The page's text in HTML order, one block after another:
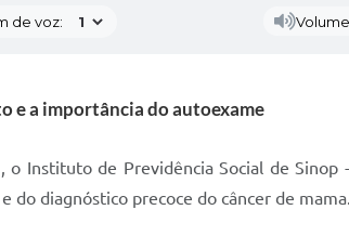
de voz: Volume
e a importância do autoexame
o Instituto de Previdência Social de
do diagnóstico precoce do câncer de mama.